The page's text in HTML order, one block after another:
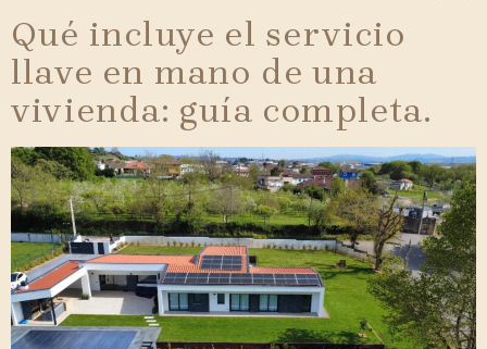
Qué incluye el servicio
llave en mano de una
vivienda: guía completa.